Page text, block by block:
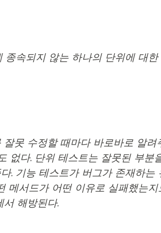
종속되지 않는 하나의 단위에 대한
못 수정할 때마다 바로바로 알
없다. 단위 테스트는 잘못된 부분
. 기능 테스트가 버그가 존재하는
메서드가 어떤 이유로 실패했는
서 해방된다.